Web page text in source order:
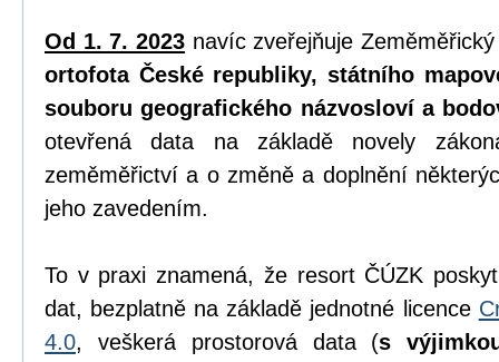
Od 1. 7. 2023 navíc zveřejňuje
ortofota České republiky, státního
souboru geografického názvosloví a
otevřená data na základě novely
zeměměřictví a o změně a doplnění
jeho zavedením.
To v praxi znamená, že resort ČÚZK
dat, bezplatně na základě jednotné licence
4.0, veškerá prostorová data (s